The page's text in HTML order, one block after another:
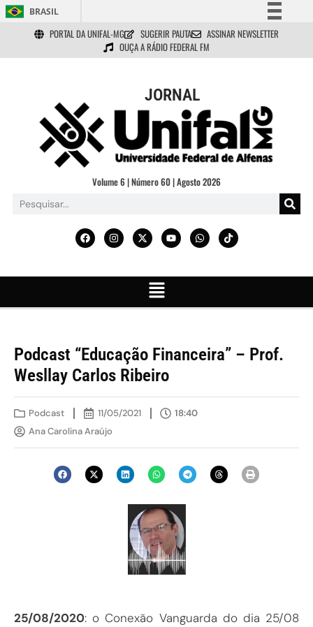
BRASIL
Simplifique!
Comunica BR
Acesso à informação
Legislação
Canais
PORTAL DA UNIFAL-MG SUGERIR PAUTA
ASSINAR NEWSLETTER
OUÇA A RÁDIO FEDERAL FM
JORNAL
Volume 6 | Número 60 | Agosto 2026
Podcast “Educação Financeira” – Prof.
Wesllay Carlos Ribeiro
Podcast 11/05/2021
18:40
Ana Carolina Araújo
25/08/2020: o Conexão Vanguarda do dia 25/08